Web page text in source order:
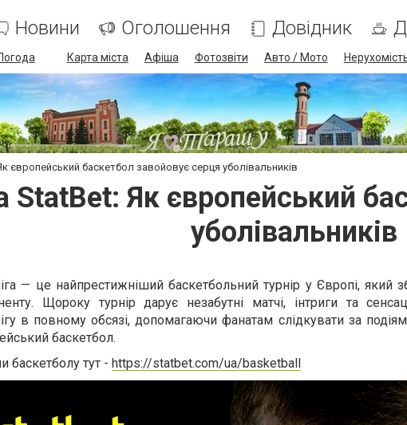
Новини Оголошення Довідник
Карта міста Афіша Фотозвіти Авто / Мото
європейський баскетбол завойовує серця уболівальників
StatBet: Як європейський
уболівальників
— це найпрестижніший баскетбольний турнір у Європі, який
Щороку турнір дарує незабутні матчі, інтриги та
в повному обсязі, допомагаючи фанатам слідкувати за
баскетбол.
баскетболу тут - https://statbet.com/ua/basketball